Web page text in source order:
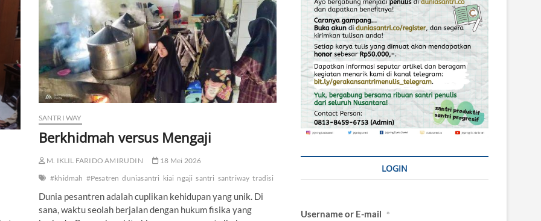
SANTRI WAY
Berkhidmah versus Mengaji
M. IKLIL FARIDO AMIRUDIN
18 Mei 2026
#khidmah #Pesatren duniasantri kiai ngaji santri santriway tradisi
Dunia pesantren adalah cuplikan kehidupan yang unik. Di
sana, waktu seolah berjalan dengan hukum fisika yang
LOGIN
Username or E-mail *